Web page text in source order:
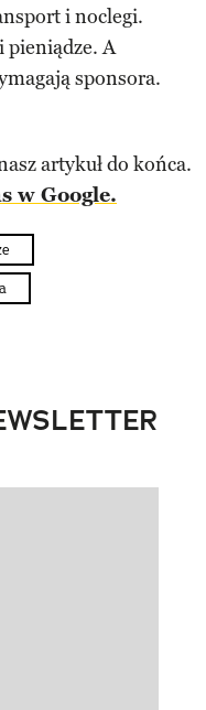
i noclegi.
pieniądze. A
sponsora.
artykuł do końca.
w Google.